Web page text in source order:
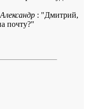
Александр : "Дмитрий,
почту?"